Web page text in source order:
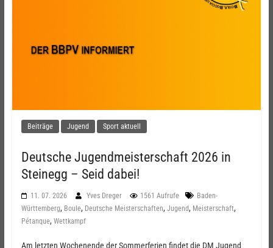
Beiträge Jugend Sport aktuell
Deutsche Jugendmeisterschaft 2026 in
Steinegg – Seid dabei!
11. 07. 2026 Yves Dreger 1561 Aufrufe
Baden-
Württemberg, Boule, Deutsche Meisterschaften, Jugend, Meisterschaft,
Pétanque, Wettkampf
Am letzten Wochenende der Sommerferien findet die DM Jugend